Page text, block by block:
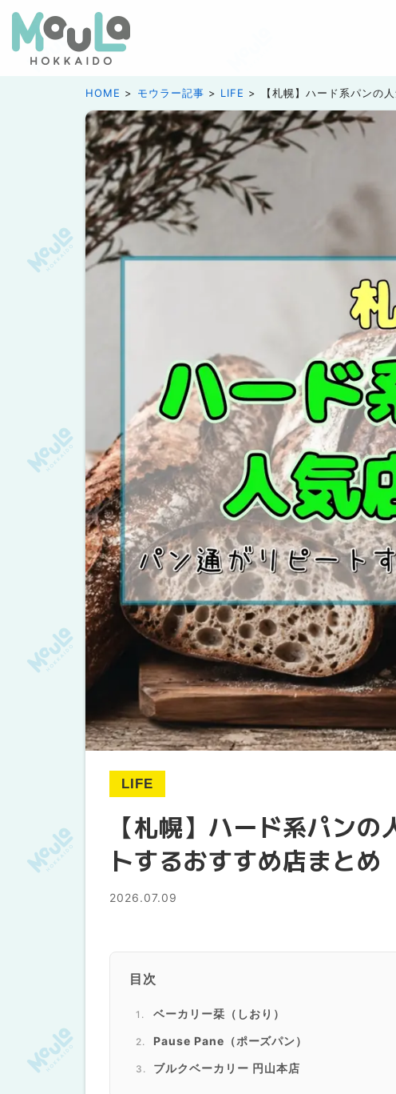
HOME モウラー記事 LIFE 【札幌】ハード系パンの
LIFE
【札幌】ハード系パン
トするおすすめ店まとめ
2026.07.09
目次
ベーカリー栞（しおり）
Pause Pane（ポーズパン）
ブルクベーカリー 円山本店